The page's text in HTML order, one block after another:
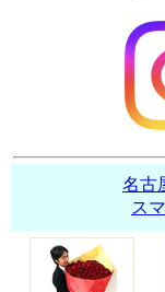
名古
ス